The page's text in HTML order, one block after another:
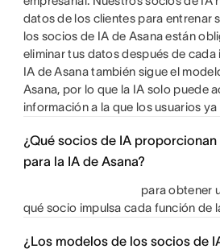
datos de los clientes para entrenar
los socios de IA de Asana están
eliminar tus datos después de
IA de Asana también sigue el
Asana, por lo que la IA solo puede
información a la que los usuarios
¿Qué socios de IA
para la IA de Asana?
para obtener
qué socio impulsa cada función de
¿Los modelos de los socios de